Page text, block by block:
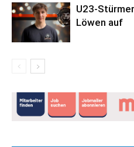
U23-
Löwen auf